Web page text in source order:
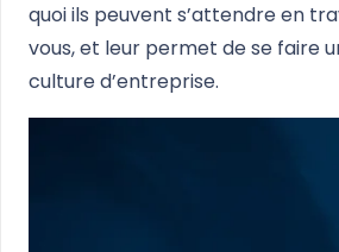
quoi ils peuvent s’attendre en
vous, et leur permet de se faire
culture d’entreprise.